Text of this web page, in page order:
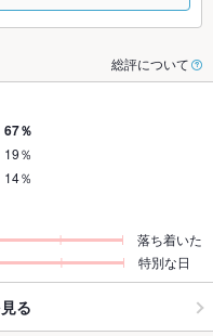
総評について
67％
19％
14％
落ち着いた
特別な日
る